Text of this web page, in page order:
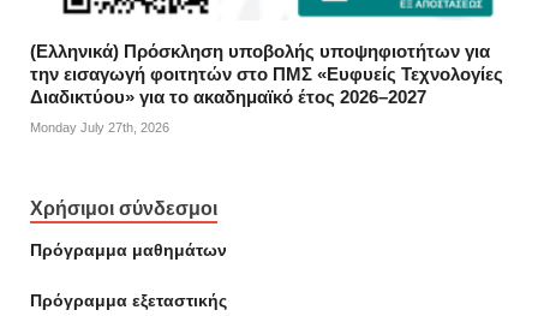
(Ελληνικά) Πρόσκληση υποβολής υποψηφιοτήτων για
την εισαγωγή φοιτητών στο ΠΜΣ «Ευφυείς Τεχνολογίες
Διαδικτύου» για το ακαδημαϊκό έτος 2026–2027
Monday July 27th, 2026
Χρήσιμοι σύνδεσμοι
Πρόγραμμα μαθημάτων
Πρόγραμμα εξεταστικής